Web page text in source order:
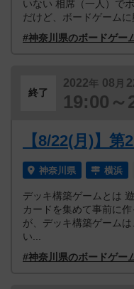
いない 相席（一人）で
だけど、ボードゲーム
#神奈川県のボードゲー
終了
2022年 08 月
19:00～
【8/22(月)】
神奈川県 横浜
デッキ構築ゲームとは
カードを集めて事前に
が、デッキ構築ゲーム
い...
#神奈川県のボードゲー